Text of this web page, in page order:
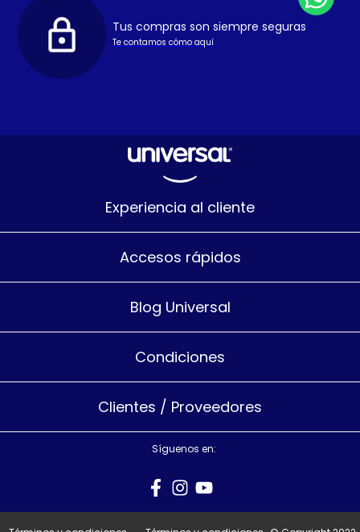
Tus compras son siempre seguras
Te contamos cómo aquí
Experiencia al cliente
Accesos rápidos
Blog Universal
Condiciones
Clientes / Proveedores
Síguenos en: